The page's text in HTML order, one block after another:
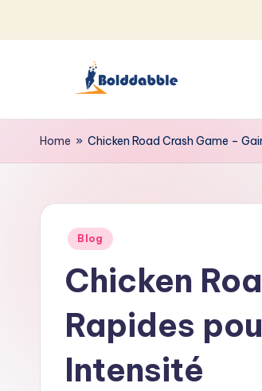
Skip
B
o
d
Home » Chicken Road Crash Game –
Posted
Blog
Chicken
Rapides
Intensité